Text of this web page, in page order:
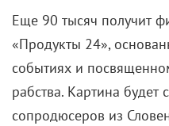
Еще 90 тысяч получит
«Продукты 24»,
событиях и
рабства. Картина будет
сопродюсеров из